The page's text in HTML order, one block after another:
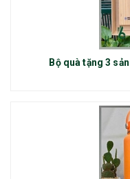
Bộ quà tặng 3